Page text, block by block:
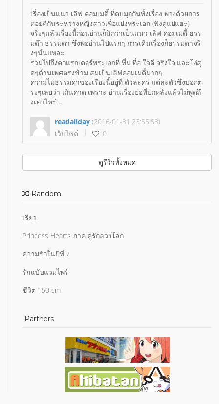
เรื่องเป็นแนว เลิฟ คอมเมดี้ ที่ตบมุกกันทั้งเรื่อง พ่วงด้วยการ
ต่อยตีกันระหว่างหญิงสาวเพื่อแย่งพระเอก (ฟังดูแย่แฮะ)
จริงๆแล้วเรื่องนี้ก่อนอ่านก็นึกว่าเป็นแนว เลิฟ คอมเมดี้ ธรร
มด๊า ธรรมดา ซึ่งพออ่านไปแรกๆ การเดินเรื่องก็ธรรมดาจริ
งๆนั่นแหละ
รวมไปถึงคาแรกเตอร์พระเอกที่ ทึ่ม ทื่อ ใจดี จริงใจ และโง่สุ
ดๆด้านเพศตรงข้าม สมเป็นเลิฟคอมเมดี้มากๆ
ความไม่ธรรมดาของเรื่องนี้อยู่ที่ ตัวละคร แต่ละตัวซึ่งบอกต
รงๆเลยว่า เกินคาด เพราะ อ่านเรื่องย่อที่ปกหลังแล้วไม่พูดถึ
งเท่าไหร่
นื้อเรื่องที่ธรรมดาๆแล้วถือว่าสนุกใช้ได้เลยทีเดียว
อีกอย่างที่ชอบในเรื่องนี้คือ การตบมุก ถึงจะฟุ่มเฟือยไปชนิด
ก็แนะนำสำหรับคนชอบอ่านแนวเลิฟคอมเมดี้แล้วกัน เรื่องนี้
สร้างอมยิ้ม และเสียงหัวเราะได้ในระดับนึงเลย
readallday (2016-01-31 23:55:58)
เว็บไซต์
0
ดูรีวิวทั้งหมด
Random
เรียว
Princess Hearts ภาค คู่รักลวงโลก
ความรักในปีที่ 7
รักฉบับแวมไพร์
ชีวิต 150 cm
Partners